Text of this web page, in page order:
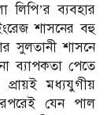
লিপি’র ব্যবহার
শাসনের বহু
সুলতানী শাসনে
ব্যাপকতা পেতে
মধ্যযুগীয়
যেন পাল